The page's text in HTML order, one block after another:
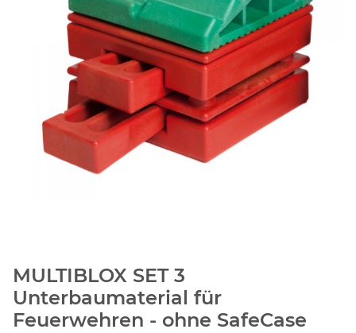
MULTIBLOX SET 3
Unterbaumaterial für
Feuerwehren - ohne SafeCase